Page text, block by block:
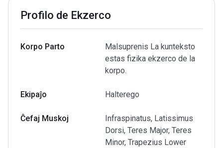
Profilo de Ekzerco
Korpo Parto
Malsuprenis La kunteksto
estas fizika ekzerco de la
korpo.
Ekipaĵo Halterego
Ĉefaj Muskoj
Infraspinatus, Latissimus
Dorsi, Teres Major, Teres
Minor, Trapezius Lower